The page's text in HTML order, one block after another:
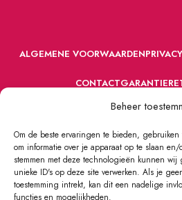
Beheer
Om de beste ervaringen te bieden,
om informatie over je apparaat op te slaan
stemmen met deze technologieën kunnen
unieke ID's op deze site verwerken. Als je
toestemming intrekt, kan dit een nadelige
functies en mogelijkheden.
ALGEMENE VOORWAARDENPRIVACY
CONTACTGARANTIE
VOORDEFUN.NL 2022 Powered by